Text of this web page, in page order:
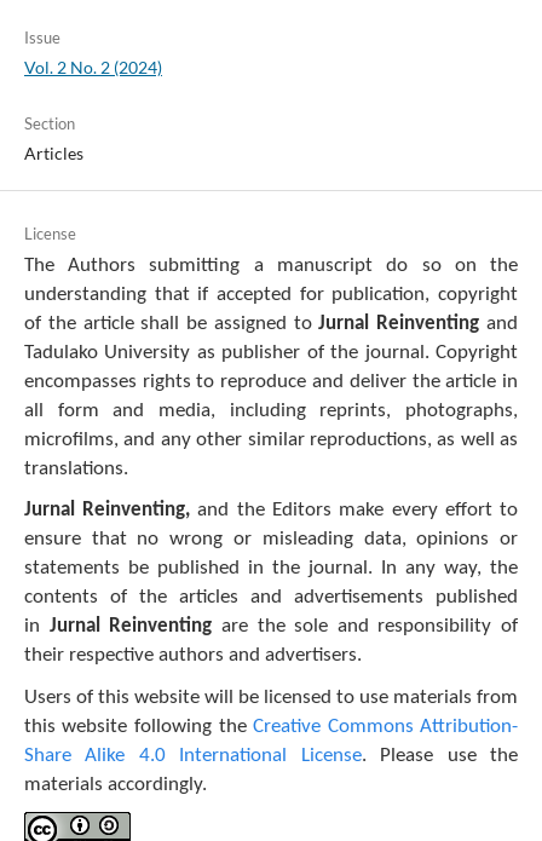
Issue
Vol. 2 No. 2 (2024)
Section
Articles
License
The Authors submitting a manuscript do so on the
understanding that if accepted for publication, copyright
of the article shall be assigned toJurnal Reinventingand
Tadulako University as publisher of the journal. Copyright
encompasses rights to reproduce and deliver the article in
all form and media, including reprints, photographs,
microfilms, and any other similar reproductions, as well as
translations.
Jurnal Reinventing, and the Editors make every effort to
ensure that no wrong or misleading data, opinions or
statements be published in the journal. In any way, the
contents of the articles and advertisements published
in Jurnal Reinventing are the sole and responsibility of
their respective authors and advertisers.
Users of this website will be licensed to use materials from
this website following theCreative Commons Attribution-
Share Alike 4.0 International License. Please use the
materials accordingly.